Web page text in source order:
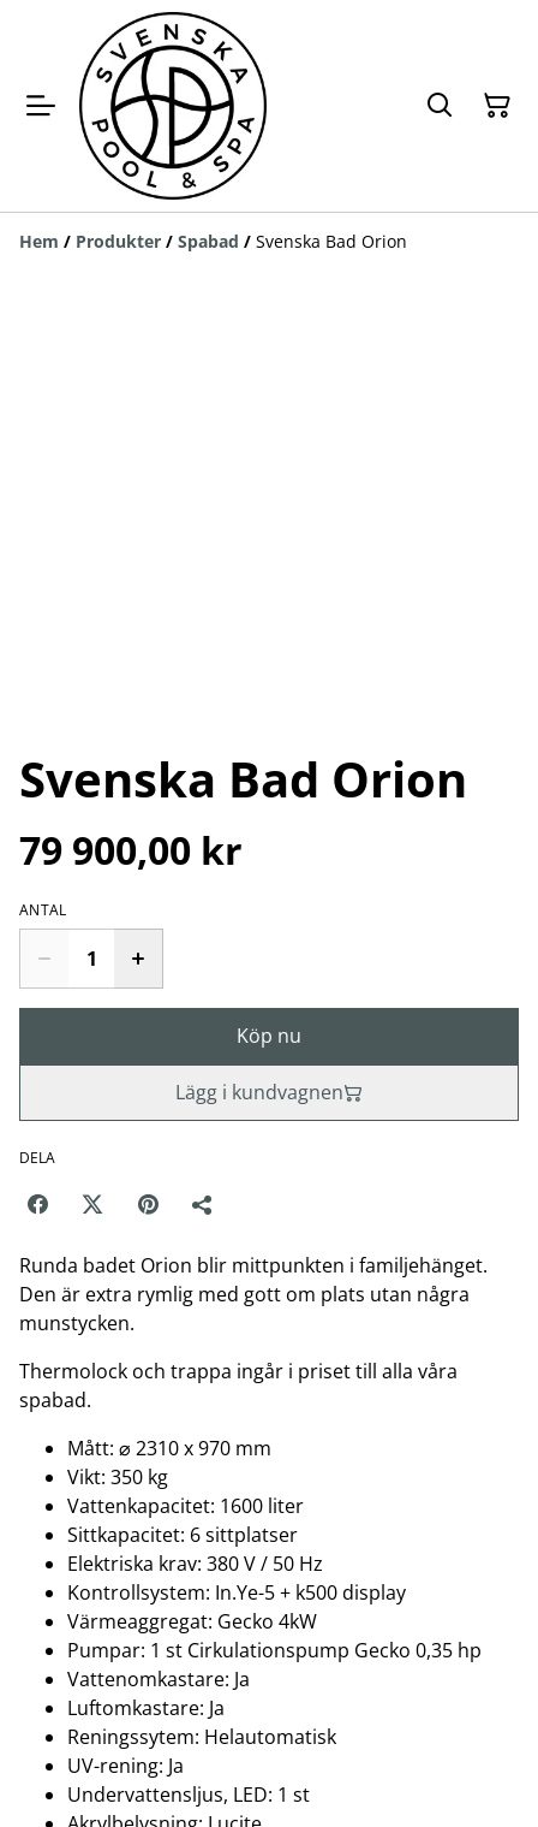
Hem / Produkter / Spabad / Svenska Bad Orion
Svenska Bad Orion
79 900,00 kr
ANTAL
Köp nu
Lägg i kundvagnen
DELA
Runda badet Orion blir mittpunkten i familjehänget.
Den är extra rymlig med gott om plats utan några
munstycken.
Thermolock och trappa ingår i priset till alla våra
spabad.
Mått: ⌀ 2310 x 970 mm
Vikt: 350 kg
Vattenkapacitet: 1600 liter
Sittkapacitet: 6 sittplatser
Elektriska krav: 380 V / 50 Hz
Kontrollsystem: In.Ye-5 + k500 display
Värmeaggregat: Gecko 4kW
Pumpar: 1 st Cirkulationspump Gecko 0,35 hp
Vattenomkastare: Ja
Luftomkastare: Ja
Reningssytem: Helautomatisk
UV-rening: Ja
Undervattensljus, LED: 1 st